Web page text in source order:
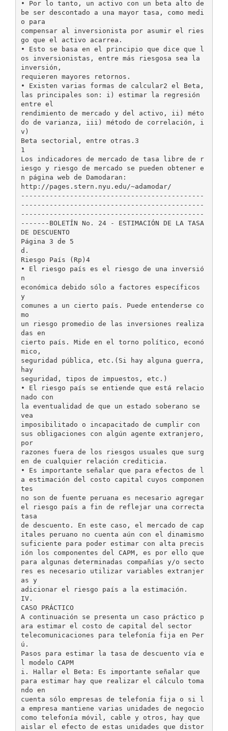
• Por lo tanto, un activo con un beta alto de
be ser descontado a una mayor tasa, como medi
o para
compensar al inversionista por asumir el ries
go que el activo acarrea.
• Esto se basa en el principio que dice que l
os inversionistas, entre más riesgosa sea la
inversión,
requieren mayores retornos.
• Existen varias formas de calcular2 el Beta,
las principales son: i) estimar la regresión
entre el
rendimiento de mercado y del activo, ii) méto
do de varianza, iii) método de correlación, i
v)
Beta sectorial, entre otras.3
1
Los indicadores de mercado de tasa libre de r
iesgo y riesgo de mercado se pueden obtener e
n página web de Damodaran:
http://pages.stern.nyu.edu/~adamodar/
---------------------------------------------
---------------------------------------------
---------------------------------------------
-------BOLETÍN No. 24 - ESTIMACIÓN DE LA TASA
DE DESCUENTO
Página 3 de 5
d.
Riesgo País (Rp)4
• El riesgo país es el riesgo de una inversió
n
económica debido sólo a factores específicos
y
comunes a un cierto país. Puede entenderse co
mo
un riesgo promedio de las inversiones realiza
das en
cierto país. Mide en el torno político, econó
mico,
seguridad pública, etc.(Si hay alguna guerra,
hay
seguridad, tipos de impuestos, etc.)
• El riesgo país se entiende que está relacio
nado con
la eventualidad de que un estado soberano se
vea
imposibilitado o incapacitado de cumplir con
sus obligaciones con algún agente extranjero,
por
razones fuera de los riesgos usuales que surg
en de cualquier relación crediticia.
• Es importante señalar que para efectos de l
a estimación del costo capital cuyos componen
tes
no son de fuente peruana es necesario agregar
el riesgo país a fin de reflejar una correcta
tasa
de descuento. En este caso, el mercado de cap
itales peruano no cuenta aún con el dinamismo
suficiente para poder estimar con alta precis
ión los componentes del CAPM, es por ello que
para algunas determinadas compañías y/o secto
res es necesario utilizar variables extranjer
as y
adicionar el riesgo país a la estimación.
IV.
CASO PRÁCTICO
A continuación se presenta un caso práctico p
ara estimar el costo de capital del sector
telecomunicaciones para telefonía fija en Per
ú.
Pasos para estimar la tasa de descuento vía e
l modelo CAPM
i. Hallar el Beta: Es importante señalar que
para estimar hay que realizar el cálculo toma
ndo en
cuenta sólo empresas de telefonía fija o si l
a empresa mantiene varias unidades de negocio
como telefonía móvil, cable y otros, hay que
aislar el efecto de estas unidades que distor